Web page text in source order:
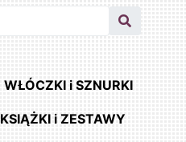
WŁÓCZKI i SZNURKI
KSIĄŻKI i ZESTAWY